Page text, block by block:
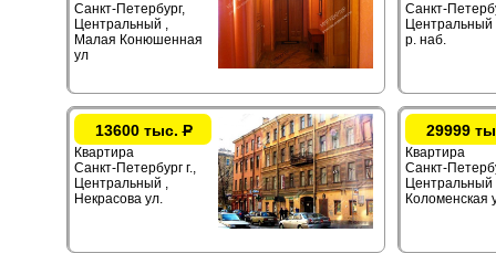
Санкт-Петербург,
Центральный ,
Малая Конюшенная
ул
Санкт-
Центральный
р. наб.
13600 тыс.Р
Квартира
Санкт-Петербург г.,
Центральный ,
Некрасова ул.
29999
Квартира
Санкт-
Центральный
Коломенская